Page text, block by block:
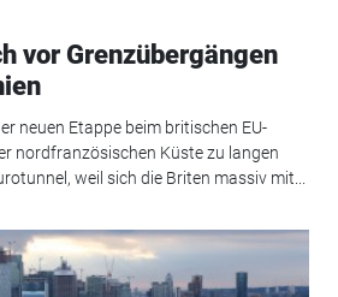
vor Grenzübergängen
neuen Etappe beim britischen EU-
nordfranzösischen Küste zu langen
weil sich die Briten massiv mit...